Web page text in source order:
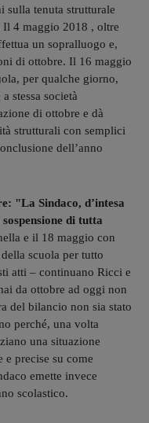
sulla tenuta strutturale
4 maggio 2018 , oltre
un sopralluogo e,
di ottobre. Il 16 maggio
per qualche giorno,
stessa società
di ottobre e dà
strutturali con semplici
dell’anno
"La Sindaco, d’intesa
di tutta
e il 18 maggio con
scuola per tutto
atti – continuano Ricci e
da ottobre ad oggi non
del bilancio non sia stato
perché, una volta
una situazione
precise su come
emette invece
scolastico.